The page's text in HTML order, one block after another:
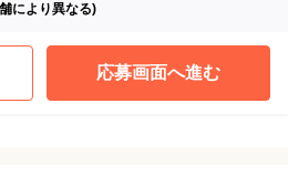
により異なる)
応募画面へ進む